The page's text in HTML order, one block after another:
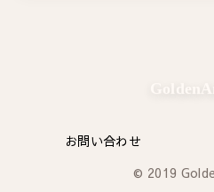
お問い合わせ
© 2019